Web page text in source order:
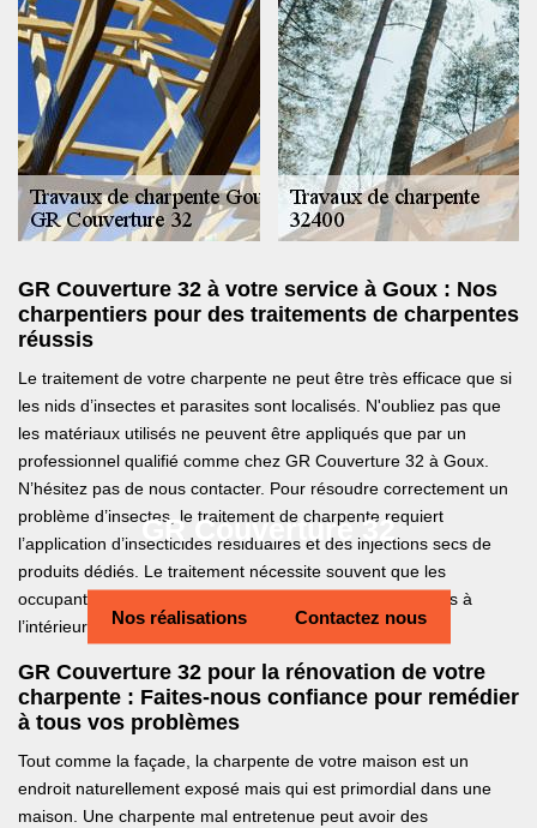
GR Couverture 32
Nos réalisations Contactez nous
GR Couverture 32 à votre service à Goux : Nos
charpentiers pour des traitements de charpentes
réussis
Le traitement de votre charpente ne peut être très efficace que si
les nids d’insectes et parasites sont localisés. N'oubliez pas que
les matériaux utilisés ne peuvent être appliqués que par un
professionnel qualifié comme chez GR Couverture 32 à Goux.
N’hésitez pas de nous contacter. Pour résoudre correctement un
problème d’insectes, le traitement de charpente requiert
l’application d’insecticides résiduaires et des injections secs de
produits dédiés. Le traitement nécessite souvent que les
occupants et les animaux domestiques ne soient présents à
l’intérieur de la maison pour une durée donnée.
GR Couverture 32 pour la rénovation de votre
charpente : Faites-nous confiance pour remédier
à tous vos problèmes
Tout comme la façade, la charpente de votre maison est un
endroit naturellement exposé mais qui est primordial dans une
maison. Une charpente mal entretenue peut avoir des